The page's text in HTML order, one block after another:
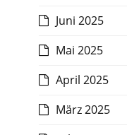
Juni 2025
Mai 2025
April 2025
März 2025